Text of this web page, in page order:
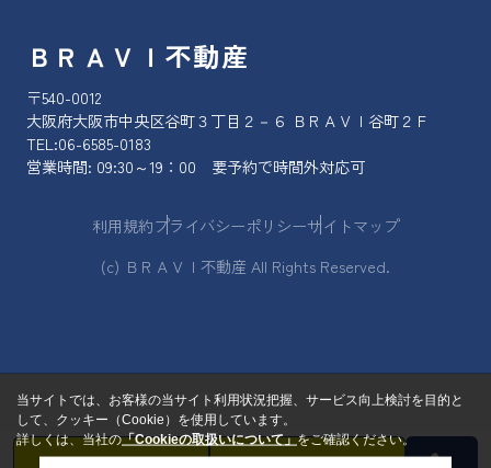
ＢＲＡＶＩ不動産
〒540-0012
大阪府大阪市中央区谷町３丁目２－６ ＢＲＡＶＩ谷町２Ｆ
TEL:06-6585-0183
営業時間: 09:30～19：00 要予約で時間外対応可
利用規約プライバシーポリシーサイトマップ
(c) ＢＲＡＶＩ不動産 All Rights Reserved.
当サイトでは、お客様の当サイト利用状況把握、サービス向上検討を目的と
して、クッキー（Cookie）を使用しています。
詳しくは、当社の「Cookieの取扱いについて」をご確認ください。